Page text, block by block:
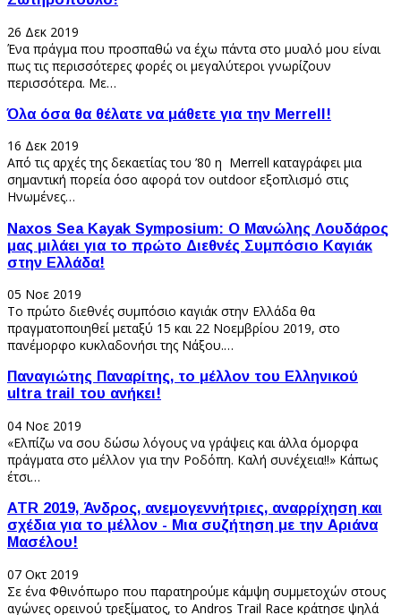
26 Δεκ 2019
Ένα πράγμα που προσπαθώ να έχω πάντα στο μυαλό μου είναι
πως τις περισσότερες φορές οι μεγαλύτεροι γνωρίζουν
περισσότερα. Με…
Όλα όσα θα θέλατε να μάθετε για την Merrell!
16 Δεκ 2019
Από τις αρχές της δεκαετίας του ’80 η Merrell καταγράφει μια
σημαντική πορεία όσο αφορά τον outdoor εξοπλισμό στις
Ηνωμένες…
Naxos Sea Kayak Symposium: Ο Μανώλης Λουδάρος
μας μιλάει για το πρώτο Διεθνές Συμπόσιο Καγιάκ
στην Ελλάδα!
05 Νοε 2019
Το πρώτο διεθνές συμπόσιο καγιάκ στην Ελλάδα θα
πραγματοποιηθεί μεταξύ 15 και 22 Νοεμβρίου 2019, στο
πανέμορφο κυκλαδονήσι της Νάξου.…
Παναγιώτης Παναρίτης, το μέλλον του Ελληνικού
ultra trail του ανήκει!
04 Νοε 2019
«Ελπίζω να σου δώσω λόγους να γράψεις και άλλα όμορφα
πράγματα στο μέλλον για την Ροδόπη. Καλή συνέχεια!!» Κάπως
έτσι…
ATR 2019, Άνδρος, ανεμογεννήτριες, αναρρίχηση και
σχέδια για το μέλλον - Μια συζήτηση με την Αριάνα
Μασέλου!
07 Οκτ 2019
Σε ένα Φθινόπωρο που παρατηρούμε κάμψη συμμετοχών στους
αγώνες ορεινού τρεξίματος, το Andros Trail Race κράτησε ψηλά